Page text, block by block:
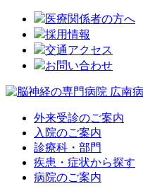
医療関係者の方へ
採用情報
交通アクセス
お問い合わせ
外来受診のご案内
入院のご案内
診療科・部門
疾患・症状から探す
病院のご案内